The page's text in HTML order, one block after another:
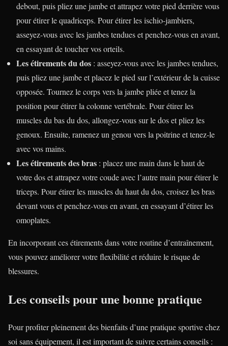
debout, puis pliez une jambe et attrapez votre pied derrière vous
pour étirer le quadriceps. Pour étirer les ischio-jambiers,
asseyez-vous avec les jambes tendues et penchez-vous en avant,
en essayant de toucher vos orteils.
Les étirements du dos : asseyez-vous avec les jambes tendues,
puis pliez une jambe et placez le pied sur l’extérieur de la cuisse
opposée. Tournez le corps vers la jambe pliée et tenez la
position pour étirer la colonne vertébrale. Pour étirer les
muscles du bas du dos, allongez-vous sur le dos et pliez les
genoux. Ensuite, ramenez un genou vers la poitrine et tenez-le
avec vos mains.
Les étirements des bras : placez une main dans le haut de
votre dos et attrapez votre coude avec l’autre main pour étirer le
triceps. Pour étirer les muscles du haut du dos, croisez les bras
devant vous et penchez-vous en avant, en essayant d’étirer les
omoplates.
En incorporant ces étirements dans votre routine d’entraînement,
vous pouvez améliorer votre flexibilité et réduire le risque de
blessures.
Les conseils pour une bonne pratique
Pour profiter pleinement des bienfaits d’une pratique sportive chez
soi sans équipement, il est important de suivre certains conseils :